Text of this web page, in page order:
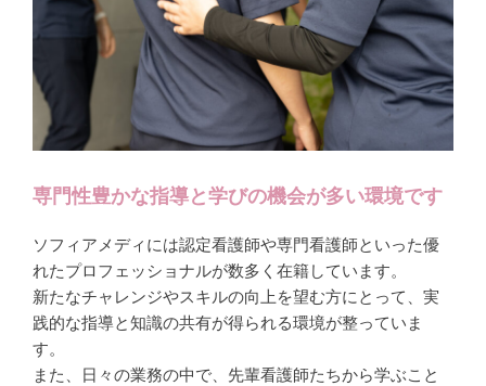
専門性豊かな指導と学びの機会が多い環境です
ソフィアメディには認定看護師や専門看護師といった優
れたプロフェッショナルが数多く在籍しています。
新たなチャレンジやスキルの向上を望む方にとって、実
践的な指導と知識の共有が得られる環境が整っていま
す。
また、日々の業務の中で、先輩看護師たちから学ぶこと